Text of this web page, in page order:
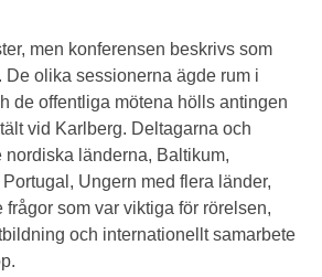
men konferensen beskrivs som
De olika sessionerna ägde rum i
de offentliga mötena hölls antingen
vid Karlberg. Deltagarna och
nordiska länderna, Baltikum,
Ungern med flera länder,
som var viktiga för rörelsen,
och internationellt samarbete